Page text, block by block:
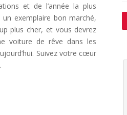
et de l’année la plus
un exemplaire bon marché,
plus cher, et vous devrez
voiture de rêve dans les
Suivez votre cœur